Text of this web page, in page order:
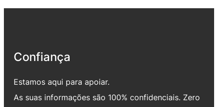
Confiança
Estamos aqui para apoiar.
As suas informações são 100% confidenciais. Zero